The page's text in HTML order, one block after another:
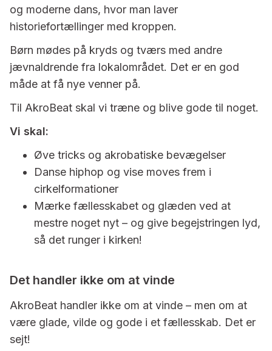
og moderne dans, hvor man laver
historiefortællinger med kroppen.
Børn mødes på kryds og tværs med andre
jævnaldrende fra lokalområdet. Det er en god
måde at få nye venner på.
Til AkroBeat skal vi træne og blive gode til noget.
Vi skal:
Øve tricks og akrobatiske bevægelser
Danse hiphop og vise moves frem i
cirkelformationer
Mærke fællesskabet og glæden ved at
mestre noget nyt – og give begejstringen lyd,
så det runger i kirken!
Det handler ikke om at vinde
AkroBeat handler ikke om at vinde – men om at
være glade, vilde og gode i et fællesskab. Det er
sejt!